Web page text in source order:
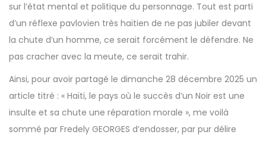
sur l’état mental et politique du personnage. Tout est parti
d’un réflexe pavlovien très haïtien de ne pas jubiler devant
la chute d’un homme, ce serait forcément le défendre. Ne
pas cracher avec la meute, ce serait trahir.
Ainsi, pour avoir partagé le dimanche 28 décembre 2025 un
article titré : « Haïti, le pays où le succès d’un Noir est une
insulte et sa chute une réparation morale », me voilà
sommé par Fredely GEORGES d’endosser, par pur délire